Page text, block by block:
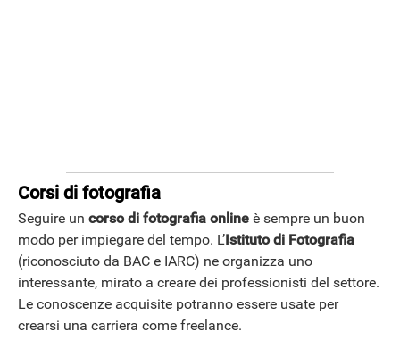
HOW TO
Corsi di fotografia
Seguire un corso di fotografia online è sempre un buon
modo per impiegare del tempo. L’Istituto di Fotografia
(riconosciuto da BAC e IARC) ne organizza uno
interessante, mirato a creare dei professionisti del settore.
Le conoscenze acquisite potranno essere usate per
crearsi una carriera come freelance.